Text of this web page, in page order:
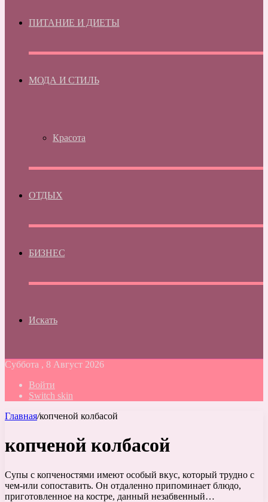
ПИТАНИЕ И ДИЕТЫ
МОДА И СТИЛЬ
Красота
ОТДЫХ
БИЗНЕС
Искать
Суббота , 8 Август 2026
Войти
Switch skin
Главная/копченой колбасой
копченой колбасой
Супы с копченостями имеют особый вкус, который трудно с
чем-или сопоставить. Он отдаленно припоминает блюдо,
приготовленное на костре, данный незабвенный…